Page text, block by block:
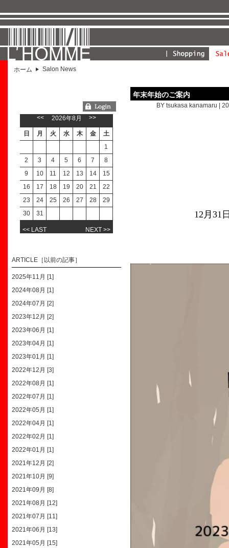
ホーム Salon News
年末年始のご案内
BY tsukasa kanamaru |
12月31
<<
2026年8月 >>
日 月 火 水 木 金
土
1
2
3 4 5 6 7
8
9
10 11 12 13 14
15
16
17 18 19 20 21
22
23
24 25 26 27 28
29
30
31
<< LAST NEXT >>
ARTICLE［以前の記事］
2025年11月 [1]
2024年08月 [1]
2024年07月 [2]
2023年12月 [2]
2023年06月 [1]
2023年04月 [1]
2023年01月 [1]
2022年12月 [3]
2022年08月 [1]
2022年07月 [1]
2022年05月 [1]
2022年04月 [1]
2022年02月 [1]
2022年01月 [1]
2021年12月 [2]
2021年10月 [9]
2021年09月 [8]
2021年08月 [12]
2021年07月 [11]
2021年06月 [13]
2021年05月 [15]